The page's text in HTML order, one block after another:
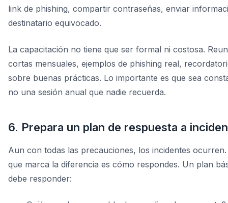
link de phishing, compartir contraseñas, enviar
destinatario equivocado.
La capacitación no tiene que ser formal ni costosa.
cortas mensuales, ejemplos de phishing real,
sobre buenas prácticas. Lo importante es que sea
no una sesión anual que nadie recuerda.
6. Prepara un plan de respuesta a
Aun con todas las precauciones, los incidentes
que marca la diferencia es cómo respondes. Un plan
debe responder: